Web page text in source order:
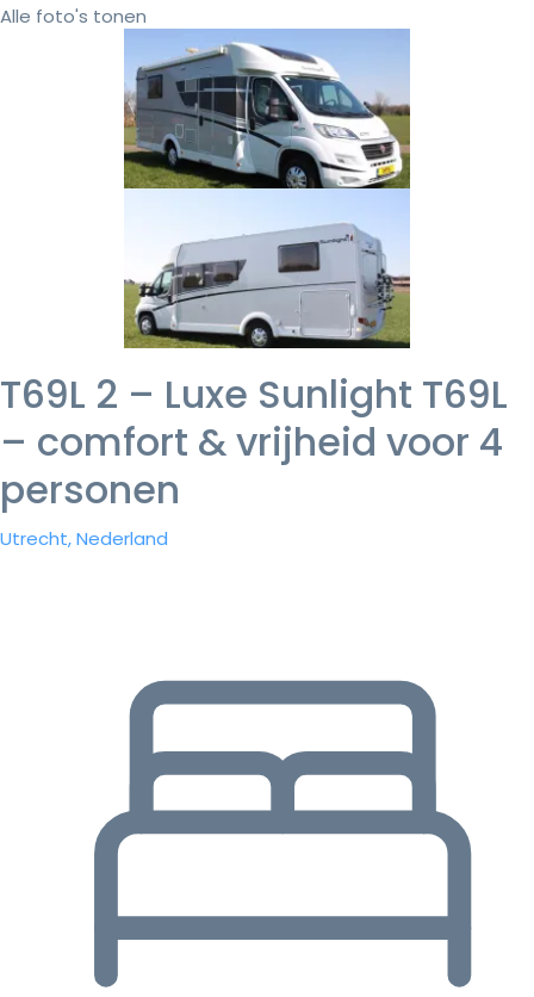
Alle foto's tonen
T69L 2 – Luxe Sunlight T69L
– comfort & vrijheid voor 4
personen
Utrecht, Nederland